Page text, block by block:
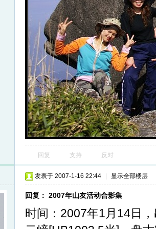
回复 支持 反对
发表于 2007-1-16 22:44 显示全部楼层
回复： 2007年山友活动合影集
时间：2007年1月14日，